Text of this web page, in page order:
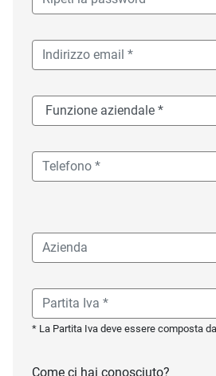
* La Partita Iva deve essere composta
Come ci hai conosciuto?